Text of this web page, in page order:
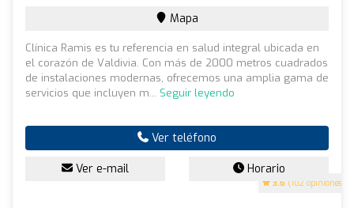
3.6 (102 opiniones)
Mapa
Clínica Ramis es tu referencia en salud integral ubicada en
el corazón de Valdivia. Con más de 2000 metros cuadrados
de instalaciones modernas, ofrecemos una amplia gama de
servicios que incluyen m... Seguir leyendo
Ver teléfono
Ver e-mail Horario